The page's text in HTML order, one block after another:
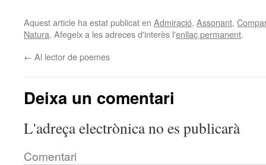
Aquest article ha estat publicat en Admiració, Assonant,
Natura. Afegeix a les adreces d'interès l'enllaç permanent.
← Al lector de poemes
Deixa un comentari
L'adreça electrònica no es publicarà
Comentari